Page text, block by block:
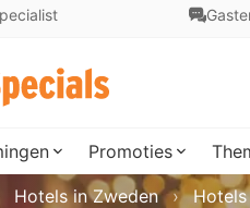
Promoties
Hotels in Zweden